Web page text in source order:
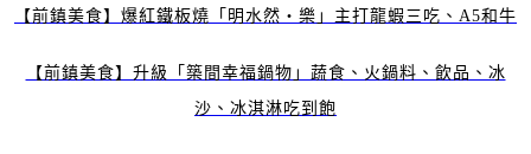
【前鎮美食】爆紅鐵板燒「明水然‧樂」主打龍蝦三吃、A5和牛
【前鎮美食】升級「築間幸福鍋物」蔬食、火鍋料、飲品、冰
沙、冰淇淋吃到飽